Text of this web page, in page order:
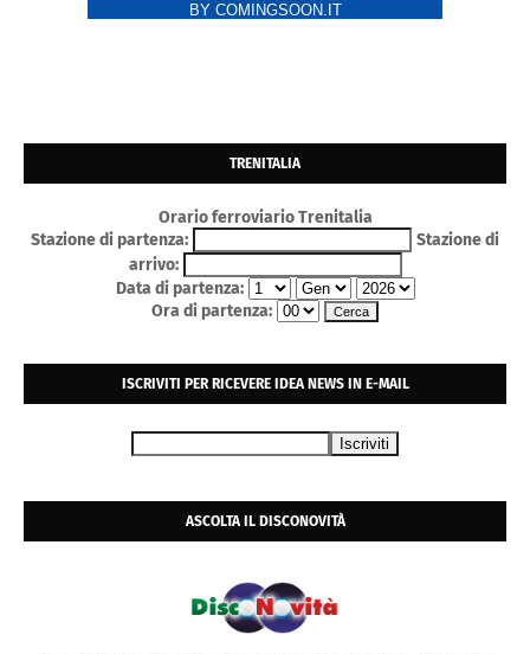
BY COMINGSOON.IT
TRENITALIA
Orario ferroviario Trenitalia
Stazione di partenza:
Stazione di
arrivo:
Data di partenza:
Ora di partenza:
ISCRIVITI PER RICEVERE IDEA NEWS IN E-MAIL
ASCOLTA IL DISCONOVITÀ